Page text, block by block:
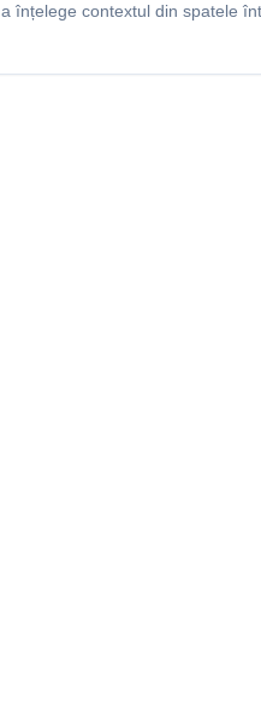
înțelege contextul din spatele